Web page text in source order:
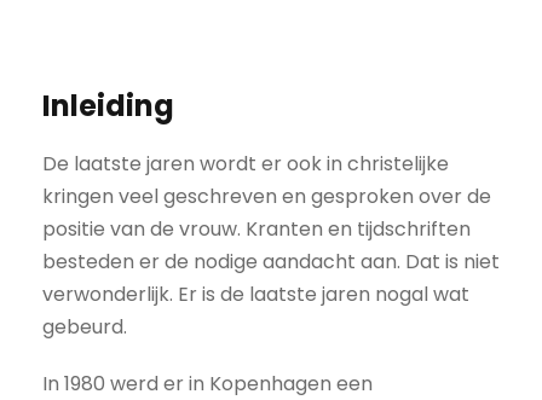
Inleiding
De laatste jaren wordt er ook in christelijke
kringen veel geschreven en gesproken over de
positie van de vrouw. Kranten en tijdschriften
besteden er de nodige aandacht aan. Dat is niet
verwonderlijk. Er is de laatste jaren nogal wat
gebeurd.
In 1980 werd er in Kopenhagen een